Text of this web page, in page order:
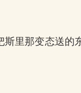
里那变态送